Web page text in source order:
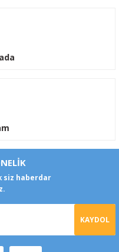
siz haberdar
KAYDOL